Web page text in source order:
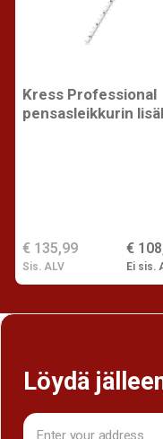
Kress Professional
pensasleikkurin
€
Ei sis.
€ 135,99
Sis. ALV
Löydä